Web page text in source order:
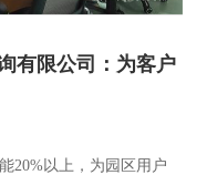
有限公司：为客户
20%以上，为园区用户